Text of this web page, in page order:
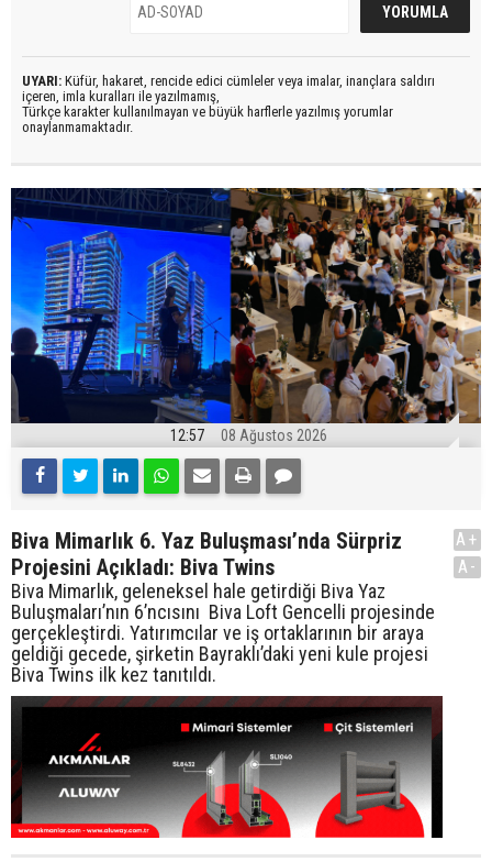
UYARI: Küfür, hakaret, rencide edici cümleler veya imalar, inançlara saldırı
içeren, imla kuralları ile yazılmamış,
Türkçe karakter kullanılmayan ve büyük harflerle yazılmış yorumlar
onaylanmamaktadır.
12:57 08 Ağustos 2026
Biva Mimarlık 6. Yaz Buluşması’nda Sürpriz
Projesini Açıkladı: Biva Twins
Biva Mimarlık, geleneksel hale getirdiği Biva Yaz
Buluşmaları’nın 6’ncısını Biva Loft Gencelli projesinde
gerçekleştirdi. Yatırımcılar ve iş ortaklarının bir araya
geldiği gecede, şirketin Bayraklı’daki yeni kule projesi
Biva Twins ilk kez tanıtıldı.
A+
A-